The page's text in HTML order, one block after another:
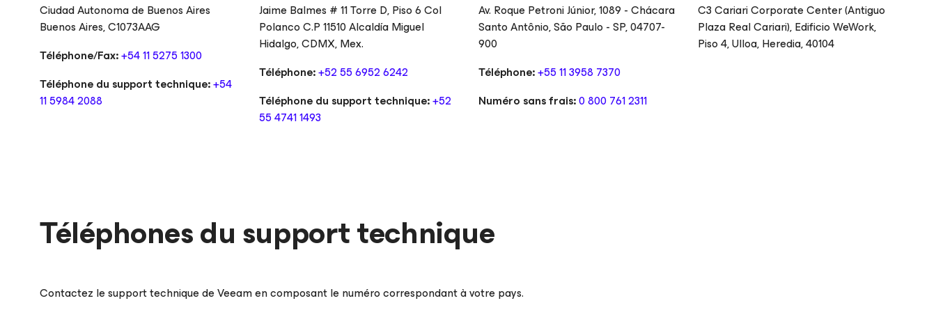
Ciudad Autonoma de Buenos Aires
Buenos Aires,C1073AAG
Téléphone/Fax:+54 11 5275 1300
Téléphone du support technique:+54
11 5984 2088
Jaime Balmes # 11 Torre D, Piso 6 Col
Polanco C.P 11510 Alcaldía Miguel
Hidalgo, CDMX, Mex.
Téléphone:+52 55 6952 6242
Téléphone du support technique:+52
55 4741 1493
Av. Roque Petroni Júnior, 1089 - Chácara
Santo Antônio, São Paulo - SP,04707-
900
Téléphone:+55 11 3958 7370
Numéro sans frais:0 800 761 2311
C3 Cariari Corporate Center (Antiguo
Plaza Real Cariari), Edificio WeWork,
Piso 4,Ulloa, Heredia,40104
Téléphones du support technique
Contactez le support technique de Veeam en composant le numéro correspondant à votre pays.